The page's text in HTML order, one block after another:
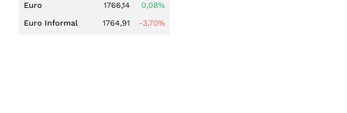
Euro
1766,14
0,08%
Euro Informal
1764,91 -3,70%